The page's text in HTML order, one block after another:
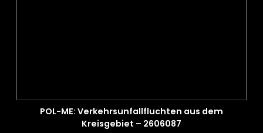
POL-ME: Verkehrsunfallfluchten aus dem
Kreisgebiet – 2606087